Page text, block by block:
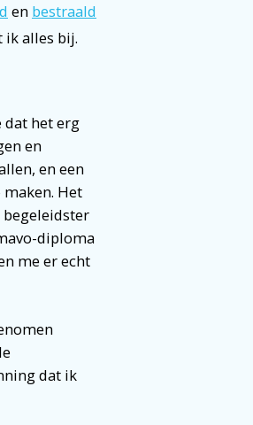
en bestraald
alles bij.
dat het erg
en
en een
Het
diploma
me er echt
dat ik